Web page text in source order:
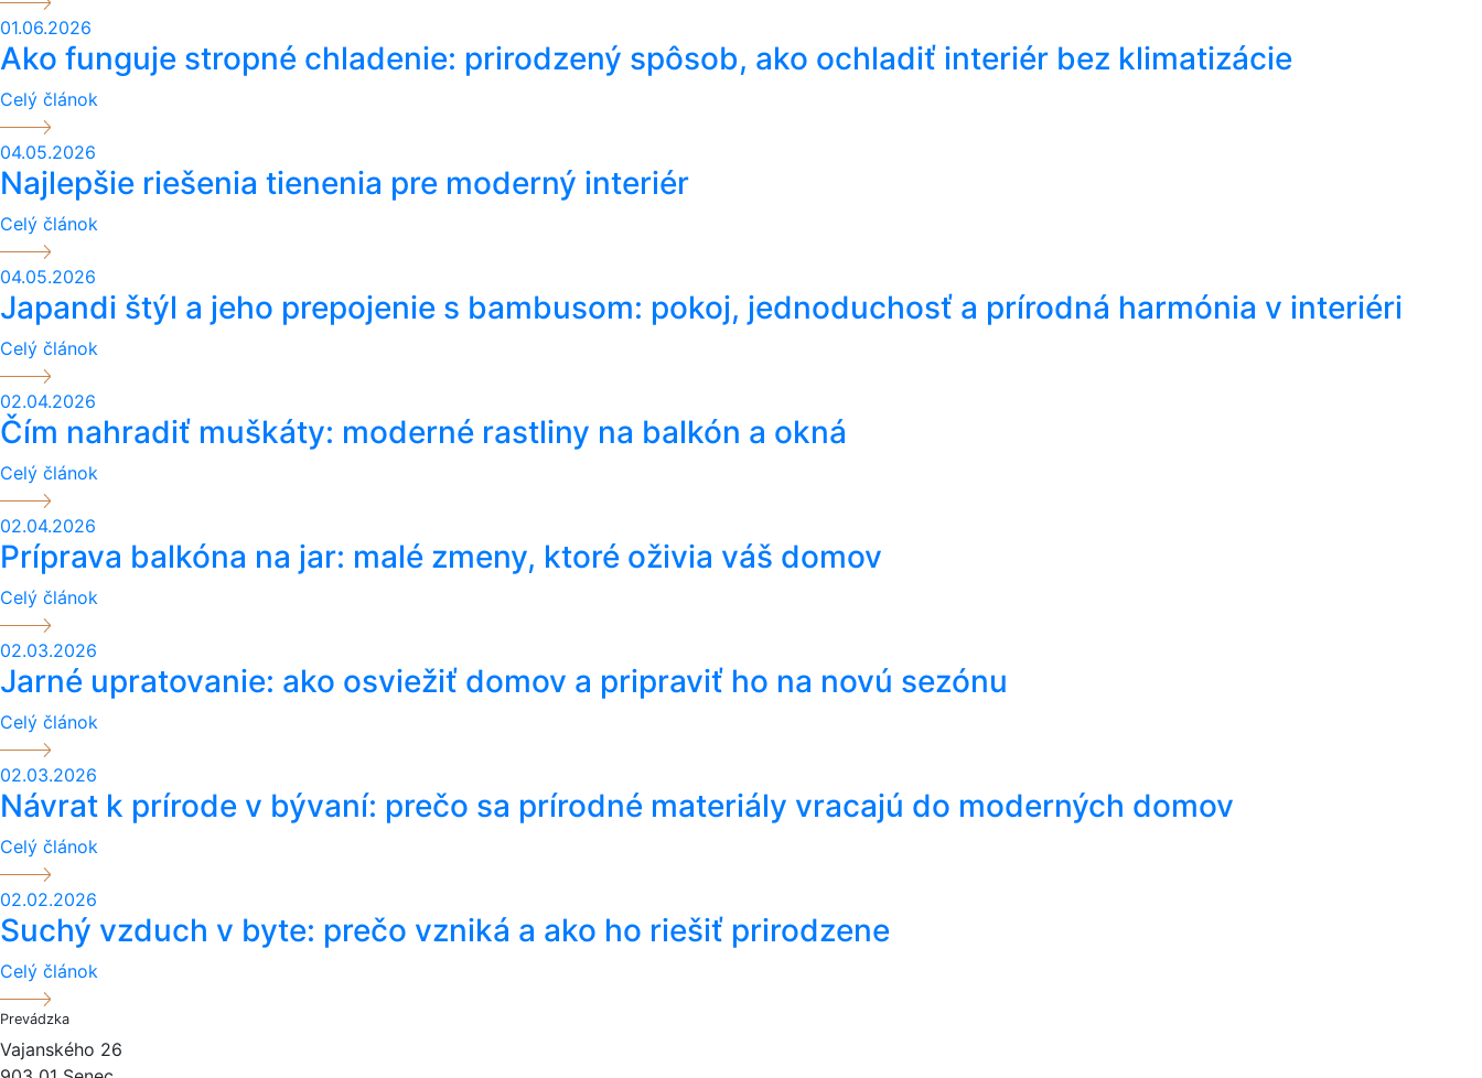
01.06.2026
Ako funguje stropné chladenie: prirodzený spôsob, ako ochladiť interiér bez klimatizácie
Celý článok
04.05.2026
Najlepšie riešenia tienenia pre moderný interiér
Celý článok
04.05.2026
Japandi štýl a jeho prepojenie s bambusom: pokoj, jednoduchosť a prírodná harmónia v interiéri
Celý článok
02.04.2026
Čím nahradiť muškáty: moderné rastliny na balkón a okná
Celý článok
02.04.2026
Príprava balkóna na jar: malé zmeny, ktoré oživia váš domov
Celý článok
02.03.2026
Jarné upratovanie: ako osviežiť domov a pripraviť ho na novú sezónu
Celý článok
02.03.2026
Návrat k prírode v bývaní: prečo sa prírodné materiály vracajú do moderných domov
Celý článok
02.02.2026
Suchý vzduch v byte: prečo vzniká a ako ho riešiť prirodzene
Celý článok
Prevádzka
Vajanského 26